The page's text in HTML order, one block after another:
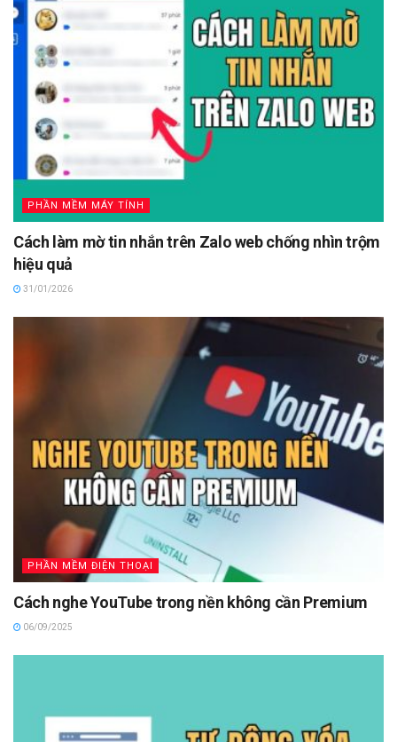
PHẦN MỀM MÁY TÍNH
Cách làm mờ tin nhắn trên Zalo web chống nhìn trộm
hiệu quả
31/01/2026
PHẦN MỀM ĐIỆN THOẠI
Cách nghe YouTube trong nền không cần Premium
06/09/2025